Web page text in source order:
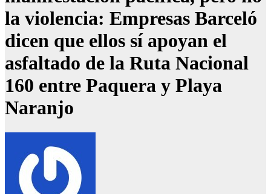
la violencia: Empresas Barceló
dicen que ellos sí apoyan el
asfaltado de la Ruta Nacional
160 entre Paquera y Playa
Naranjo